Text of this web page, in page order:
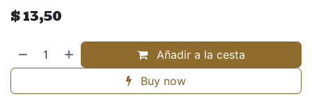
$13,50
Añadir a la cesta
Buy now